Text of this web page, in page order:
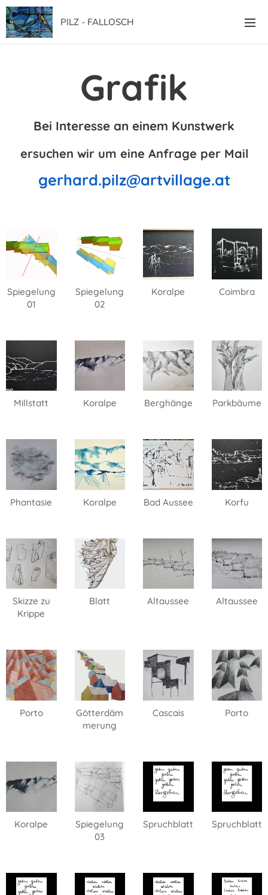
PILZ - FALLOSCH
Grafik
Bei Interesse an einem Kunstwerk
ersuchen wir um eine Anfrage per Mail
gerhard.pilz@artvillage.at
Spiegelung
01
Spiegelung
02
Koralpe Coimbra
Millstatt Koralpe Berghänge Parkbäume
Phantasie Koralpe Bad Aussee Korfu
Skizze zu
Krippe
Blatt Altaussee Altaussee
Porto
Götterdäm
merung
Cascais Porto
Koralpe
Spiegelung
03
Spruchblatt Spruchblatt